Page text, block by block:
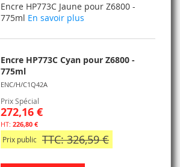
MA
LISTE
D’ENVIE
COMPARATEUR
Encre HP773C Jaune pour Z6800 -
775ml En savoir plus
Encre HP773C Cyan pour Z6800 -
775ml
ENC/H/C1Q42A
Prix Spécial
272,16 €
226,80 €
Prix public TTC: 326,59 €